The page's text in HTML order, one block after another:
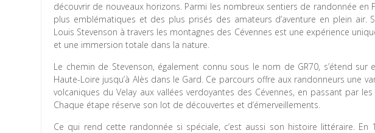
découvrir de nouveaux horizons. Parmi les nombreux sentiers de randonnée en
plus emblématiques et des plus prisés des amateurs d’aventure en plein air.
Louis Stevenson à travers les montagnes des Cévennes est une expérience
et une immersion totale dans la nature.
Le chemin de Stevenson, également connu sous le nom de GR70, s’étend sur
Haute-Loire jusqu’à Alès dans le Gard. Ce parcours offre aux randonneurs une
volcaniques du Velay aux vallées verdoyantes des Cévennes, en passant par
Chaque étape réserve son lot de découvertes et d’émerveillements.
Ce qui rend cette randonnée si spéciale, c’est aussi son histoire littéraire. En